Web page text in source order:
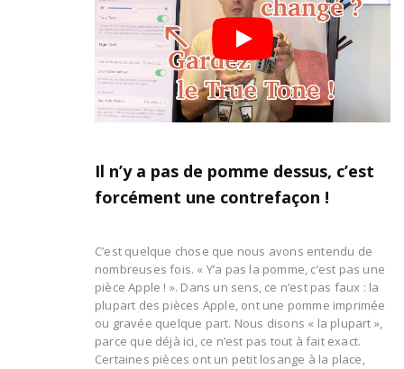
Il n’y a pas de pomme dessus, c’est
forcément une contrefaçon !
C’est quelque chose que nous avons entendu de
nombreuses fois. « Y’a pas la pomme, c’est pas une
pièce Apple ! ». Dans un sens, ce n’est pas faux : la
plupart des pièces Apple, ont une pomme imprimée
ou gravée quelque part. Nous disons « la plupart »,
parce que déjà ici, ce n’est pas tout à fait exact.
Certaines pièces ont un petit losange à la place,